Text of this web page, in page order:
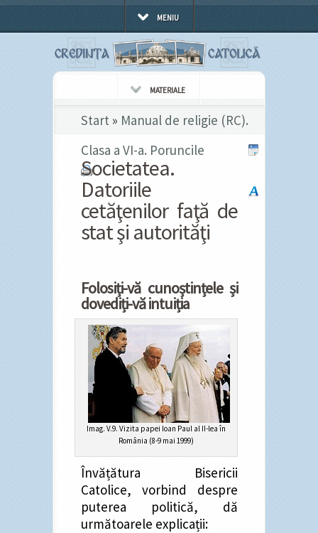
MENIU
MATERIALE
Start » Manual de religie (RC).
Clasa a VI-a. Poruncile
Societatea.
Datoriile
cetăţenilor faţă de
stat şi autorităţi
Folosiți-vă cunoștințele și
dovediți-vă intuiția
Imag. V.9. Vizita papei Ioan Paul al II-lea în
România (8-9 mai 1999)
Învățătura Bisericii
Catolice, vorbind despre
puterea politică, dă
următoarele explicații: